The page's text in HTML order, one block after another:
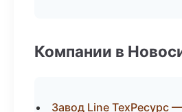
Компании в
Завод Line ТехРесурс